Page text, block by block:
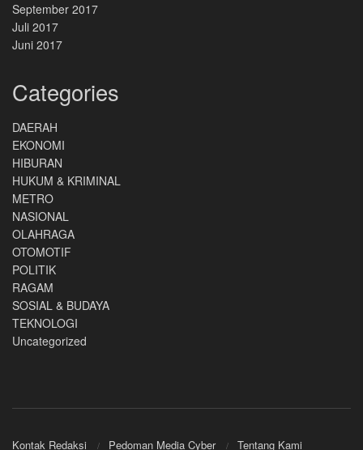
September 2017
Juli 2017
Juni 2017
Categories
DAERAH
EKONOMI
HIBURAN
HUKUM & KRIMINAL
METRO
NASIONAL
OLAHRAGA
OTOMOTIF
POLITIK
RAGAM
SOSIAL & BUDAYA
TEKNOLOGI
Uncategorized
Kontak Redaksi Pedoman Media Cyber Tentang Kami